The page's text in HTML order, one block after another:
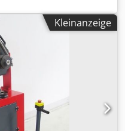
x 0,5 x 0,9 m - WIG
Schweißen mit
Steuerung Umschaltung
Neue Bauteile wie: -
-Massezange und
-WIG
Kleinanzeige